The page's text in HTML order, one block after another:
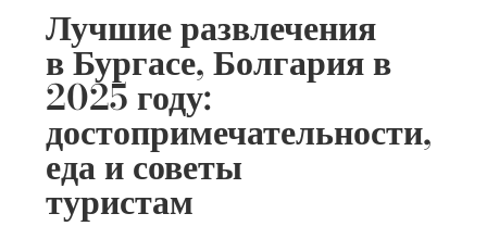
Лучшие развлечения
в Бургасе, Болгария в
2025 году:
достопримечательности,
еда и советы
туристам